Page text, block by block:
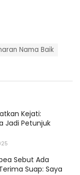
Nama Baik
Kejati:
Jadi Petunjuk
Sebut Ada
Suap: Saya